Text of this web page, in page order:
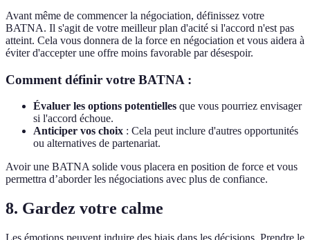
Avant même de commencer la négociation, définissez votre
BATNA. Il s'agit de votre meilleur plan d'acité si l'accord n'est pas
atteint. Cela vous donnera de la force en négociation et vous aidera à
éviter d'accepter une offre moins favorable par désespoir.
Comment définir votre BATNA :
Évaluer les options potentielles que vous pourriez envisager
si l'accord échoue.
Anticiper vos choix : Cela peut inclure d'autres opportunités
ou alternatives de partenariat.
Avoir une BATNA solide vous placera en position de force et vous
permettra d’aborder les négociations avec plus de confiance.
8. Gardez votre calme